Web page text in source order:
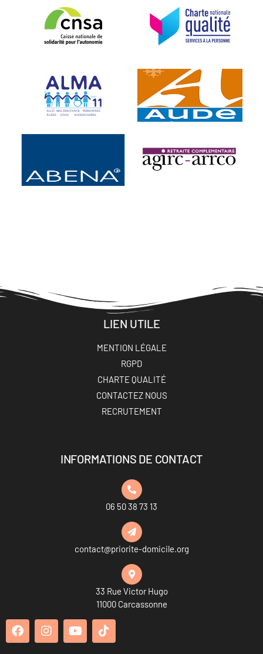
LIEN UTILE
MENTION LÉGALE
RGPD
CHARTE QUALITÉ
CONTACTEZ NOUS
RECRUTEMENT
INFORMATIONS DE CONTACT
06 50 38 73 13
contact@priorite-domicile.org
33 Rue Victor Hugo
11000 Carcassonne